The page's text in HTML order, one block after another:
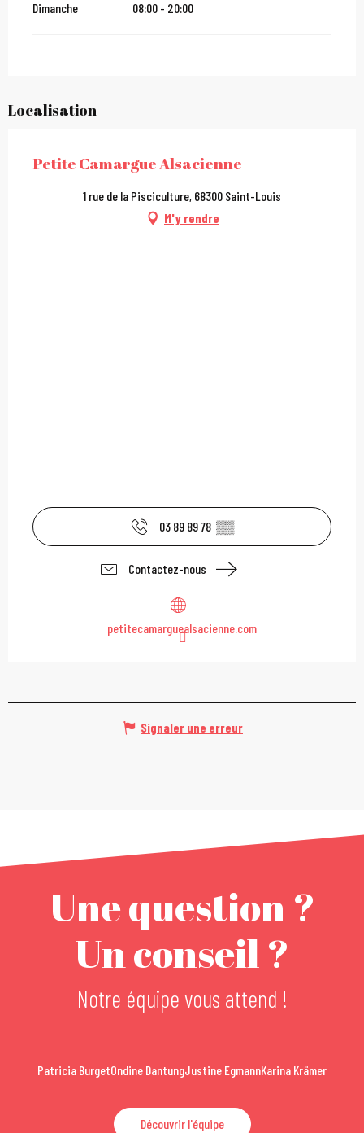
Dimanche 08:00 - 20:00
Localisation
Petite Camargue Alsacienne
1 rue de la Pisciculture, 68300 Saint-Louis
M'y rendre
03 89 89 78 ▒▒
Contactez-nous
petitecamarguealsacienne.com
Signaler une erreur
Une question ?
Un conseil ?
Notre équipe vous attend !
Patricia BurgetOndine DantungJustine EgmannKarina Krämer
Découvrir l'équipe